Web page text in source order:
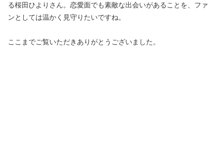
る桜田ひよりさん。恋愛面でも素敵な出会いがあることを、ファ
ンとしては温かく見守りたいですね。
ここまでご覧いただきありがとうございました。